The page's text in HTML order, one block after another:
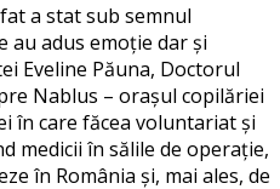
a stat sub semnul
au adus emoție dar și
Eveline Păuna, Doctorul
Nablus – orașul copilăriei
în care făcea voluntariat și
medicii în sălile de operație,
în România și, mai ales, de